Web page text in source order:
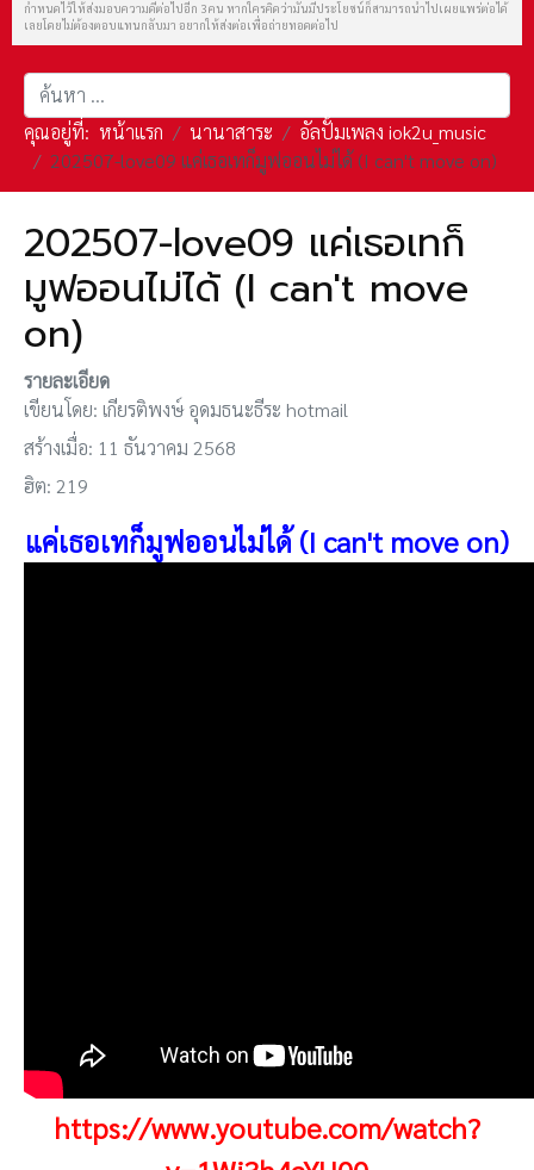
กำหนดไว้ให้ส่งมอบความดีต่อไปอีก 3 คน หากใครคิดว่ามันมีประโยชน์ก็สามารถนำไปเผยแพร่ต่อได้
เลยโดยไม่ต้องตอบแทนกลับมา อยากให้ส่งต่อเพื่อถ่ายทอดต่อไป
การค้นหา
คุณอยู่ที่: หน้าแรก นานาสาระ
อัลปั้มเพลง iok2u_music
202507-love09 แค่เธอเทก็มูฟออนไม่ได้ (I can't move on)
202507-love09 แค่เธอเทก็
มูฟออนไม่ได้ (I can't move
on)
รายละเอียด
เขียนโดย: เกียรติพงษ์ อุดมธนะธีระ hotmail
สร้างเมื่อ: 11 ธันวาคม 2568
ฮิต: 219
แค่เธอเทก็มูฟออนไม่ได้ (I can't move on)
https://www.youtube.com/watch?